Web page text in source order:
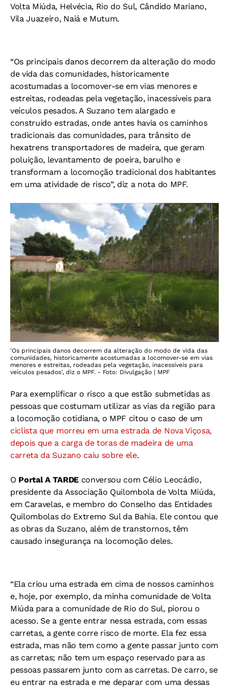
Volta Miúda, Helvécia, Rio do Sul, Cândido Mariano,
Vila Juazeiro, Naiá e Mutum.
“Os principais danos decorrem da alteração do modo
de vida das comunidades, historicamente
acostumadas a locomover-se em vias menores e
estreitas, rodeadas pela vegetação, inacessíveis para
veículos pesados. A Suzano tem alargado e
construído estradas, onde antes havia os caminhos
tradicionais das comunidades, para trânsito de
hexatrens transportadores de madeira, que geram
poluição, levantamento de poeira, barulho e
transformam a locomoção tradicional dos habitantes
em uma atividade de risco”, diz a nota do MPF.
'Os principais danos decorrem da alteração do modo de vida das
comunidades, historicamente acostumadas a locomover-se em vias
menores e estreitas, rodeadas pela vegetação, inacessíveis para
veículos pesados', diz o MPF. - Foto: Divulgação | MPF
Para exemplificar o risco a que estão submetidas as
pessoas que costumam utilizar as vias da região para
a locomoção cotidiana, o MPF citou o caso de um
ciclista que morreu em uma estrada de Nova Viçosa,
depois que a carga de toras de madeira de uma
carreta da Suzano caiu sobre ele.
O Portal A TARDEconversou com Célio Leocádio,
presidente da Associação Quilombola de Volta Miúda,
em Caravelas, e membro do Conselho das Entidades
Quilombolas do Extremo Sul da Bahia. Ele contou que
as obras da Suzano, além de transtornos, têm
causado insegurança na locomoção deles.
“Ela criou uma estrada em cima de nossos caminhos
e, hoje, por exemplo, da minha comunidade de Volta
Miúda para a comunidade de Rio do Sul, piorou o
acesso. Se a gente entrar nessa estrada, com essas
carretas, a gente corre risco de morte. Ela fez essa
estrada, mas não tem como a gente passar junto com
as carretas; não tem um espaço reservado para as
pessoas passarem junto com as carretas. De carro, se
eu entrar na estrada e me deparar com uma dessas